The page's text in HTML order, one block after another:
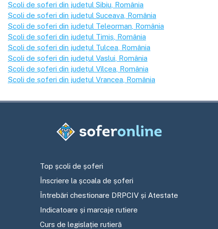
Școli de șoferi din județul Sibiu , România
Școli de șoferi din județul Suceava , România
Școli de șoferi din județul Teleorman , România
Școli de șoferi din județul Timiș , România
Școli de șoferi din județul Tulcea , România
Școli de șoferi din județul Vaslui , România
Școli de șoferi din județul Vîlcea , România
Școli de șoferi din județul Vrancea , România
Top școli de șoferi
Înscriere la școala de șoferi
Întrebări chestionare DRPCIV și Atestate
Indicatoare și marcaje rutiere
Curs de legislație rutieră